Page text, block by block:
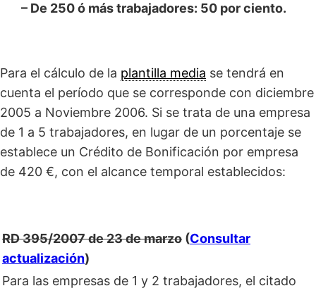
– De 250 ó más trabajadores: 50 por ciento.
Para el cálculo de la plantilla media se tendrá en
cuenta el período que se corresponde con diciembre
2005 a Noviembre 2006. Si se trata de una empresa
de 1 a 5 trabajadores, en lugar de un porcentaje se
establece un Crédito de Bonificación por empresa
de 420 €, con el alcance temporal establecidos:
RD 395/2007 de 23 de marzo (Consultar
actualización)
Para las empresas de 1 y 2 trabajadores, el citado